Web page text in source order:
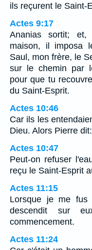
ils reçurent le Saint-
Actes 9:17
Ananias sortit;
maison, il imposa
Saul, mon frère, le
sur le chemin par
pour que tu
du Saint-Esprit.
Actes 10:46
Car ils les
Dieu. Alors Pierre dit:
Actes 10:47
Peut-on refuser
reçu le Saint-Esprit
Actes 11:15
Lorsque je me fus
descendit sur
commencement.
Actes 11:24